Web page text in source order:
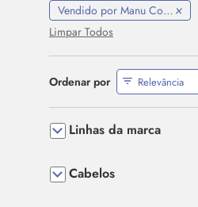
Vendido por Manu Cosmeticos
Limpar Todos
Ordenar por
Linhas da marca
Cabelos